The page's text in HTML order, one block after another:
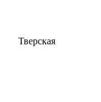
Тверская